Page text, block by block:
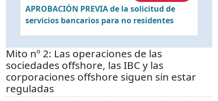
APROBACIÓN PREVIA de la solicitud de
servicios bancarios para no residentes
Mito nº 2: Las operaciones de las
sociedades offshore, las IBC y las
corporaciones offshore siguen sin estar
reguladas